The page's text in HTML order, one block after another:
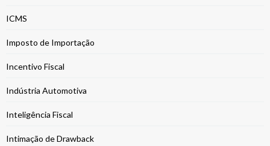
ICMS
Imposto de Importação
Incentivo Fiscal
Indústria Automotiva
Inteligência Fiscal
Intimação de Drawback